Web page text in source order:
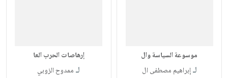
موسوعة السياسة وال
لـإبراهيم مصطفى ال
إرهاصات الحرب العا
لـ ممدوح الزوبي